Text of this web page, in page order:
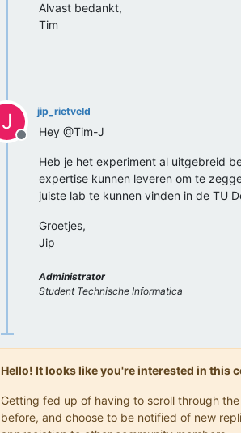
Alvast bedankt,
Tim
J
Offline
jip_rietveld
Hey @Tim-J
Heb je het experiment al uitgebreid
expertise kunnen leveren om te
juiste lab te kunnen vinden in de TU
Groetjes,
Jip
Administrator
Student Technische Informatica
Hello! It looks like you're interested in this
Getting fed up of having to scroll through
before, and choose to be notified of new